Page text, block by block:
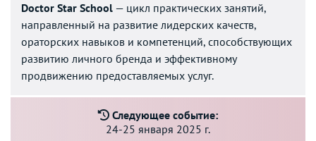
Doctor Star School — цикл практических занятий,
направленный на развитие лидерских качеств,
ораторских навыков и компетенций, способствующих
развитию личного бренда и эффективному
продвижению предоставляемых услуг.
Следующее событие:
24-25 января 2025 г.